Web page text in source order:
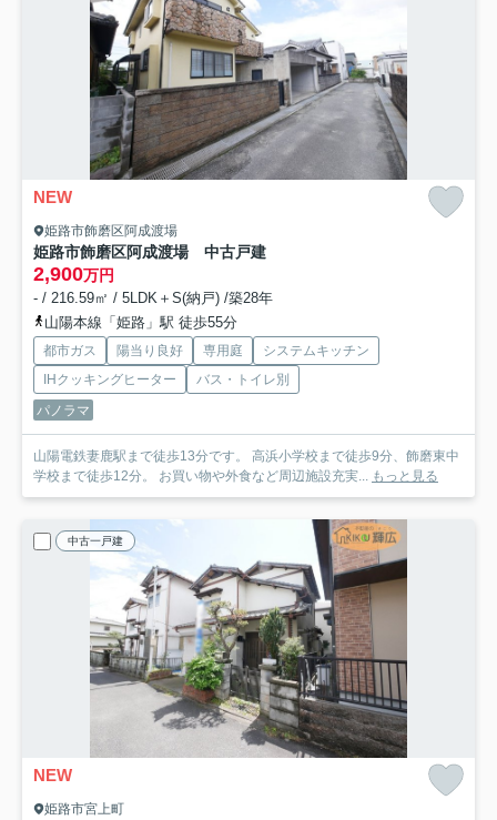
NEW
姫路市飾磨区阿成渡場
姫路市飾磨区阿成渡場 中古戸建
2,900万円
- / 216.59㎡ / 5LDK＋S(納戸) /築28年
山陽本線「姫路」駅 徒歩55分
都市ガス 陽当り良好 専用庭
システムキッチン
IHクッキングヒーター
バス・トイレ別
パノラマ
山陽電鉄妻鹿駅まで徒歩13分です。 高浜小学校まで徒歩9分、飾磨東中
学校まで徒歩12分。 お買い物や外食など周辺施設充実... もっと見る
中古一戸建
NEW
姫路市宮上町